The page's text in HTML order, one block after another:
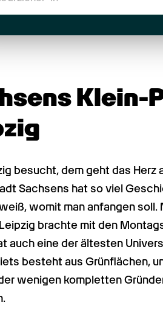
Klein-
besucht, dem geht das Herz
Sachsens hat so viel
womit man anfangen
brachte mit den
auch eine der ältesten
besteht aus Grünflächen,
wenigen kompletten